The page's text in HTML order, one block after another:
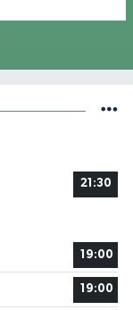
21:30
19:00
19:00